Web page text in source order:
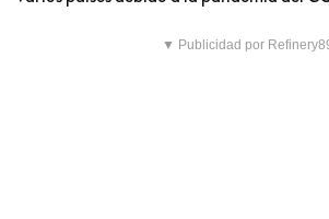
▼ Publicidad por